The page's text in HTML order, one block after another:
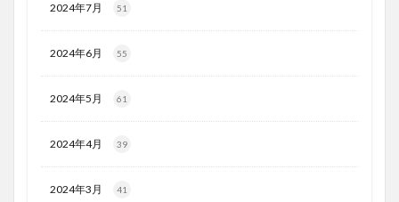
2024年7月 51
2024年6月 55
2024年5月 61
2024年4月 39
2024年3月 41